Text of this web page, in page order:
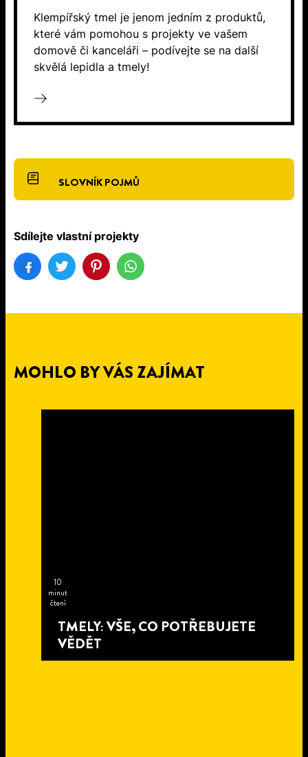
Klempířský tmel je jenom jedním z produktů,
které vám pomohou s projekty ve vašem
domově či kanceláři – podívejte se na další
skvělá lepidla a tmely!
SLOVNÍK POJMŮ
Sdílejte vlastní projekty
MOHLO BY VÁS ZAJÍMAT
10
minut
čtení
TMELY: VŠE, CO POTŘEBUJETE
VĚDĚT